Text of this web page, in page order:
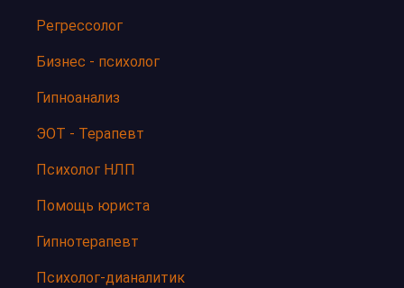
Регрессолог
Бизнес - психолог
Гипноанализ
ЭОТ - Терапевт
Психолог НЛП
Помощь юриста
Гипнотерапевт
Психолог-дианалитик